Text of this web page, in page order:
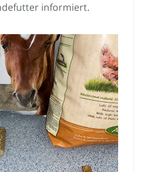
informiert.